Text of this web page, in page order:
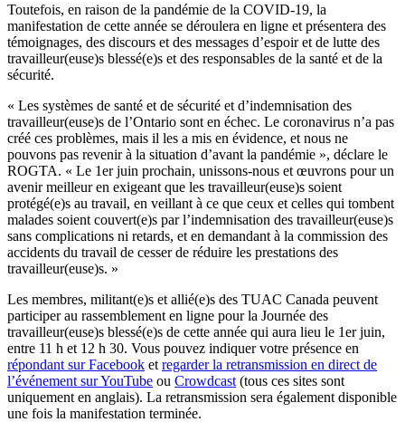
Toutefois, en raison de la pandémie de la COVID‑19, la
manifestation de cette année se déroulera en ligne et présentera des
témoignages, des discours et des messages d’espoir et de lutte des
travailleur(euse)s blessé(e)s et des responsables de la santé et de la
sécurité.
« Les systèmes de santé et de sécurité et d’indemnisation des
travailleur(euse)s de l’Ontario sont en échec. Le coronavirus n’a pas
créé ces problèmes, mais il les a mis en évidence, et nous ne
pouvons pas revenir à la situation d’avant la pandémie », déclare le
ROGTA. « Le 1er juin prochain, unissons-nous et œuvrons pour un
avenir meilleur en exigeant que les travailleur(euse)s soient
protégé(e)s au travail, en veillant à ce que ceux et celles qui tombent
malades soient couvert(e)s par l’indemnisation des travailleur(euse)s
sans complications ni retards, et en demandant à la commission des
accidents du travail de cesser de réduire les prestations des
travailleur(euse)s. »
Les membres, militant(e)s et allié(e)s des TUAC Canada peuvent
participer au rassemblement en ligne pour la Journée des
travailleur(euse)s blessé(e)s de cette année qui aura lieu le 1er juin,
entre 11 h et 12 h 30. Vous pouvez indiquer votre présence en
répondant sur Facebook et regarder la retransmission en direct de
l’événement sur YouTube ou Crowdcast (tous ces sites sont
uniquement en anglais). La retransmission sera également disponible
une fois la manifestation terminée.